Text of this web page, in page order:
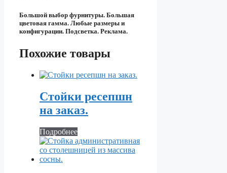
Большой выбор фурнитуры. Большая
цветовая гамма. Любые размеры и
конфигурации. Подсветка. Реклама.
Похожие товары
Стойки ресепшн
на заказ.
Подробнее